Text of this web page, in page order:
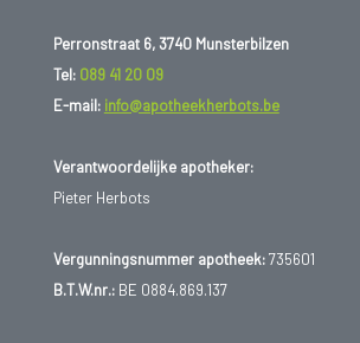
Perronstraat 6, 3740 Munsterbilzen
Tel: 089 41 20 09
E-mail: info@apotheekherbots.be
Verantwoordelijke apotheker:
Pieter Herbots
Vergunningsnummer apotheek:735601
B.T.W.nr.:BE 0884.869.137